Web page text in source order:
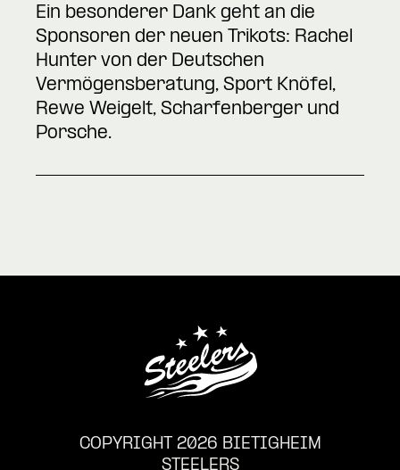
Ein besonderer Dank geht an die
Sponsoren der neuen Trikots: Rachel
Hunter von der Deutschen
Vermögensberatung, Sport Knöfel,
Rewe Weigelt, Scharfenberger und
Porsche.
COPYRIGHT 2026 BIETIGHEIM
STEELERS